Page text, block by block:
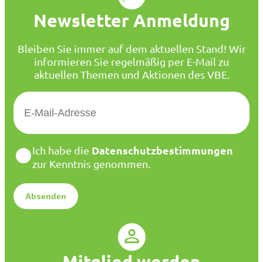
Newsletter Anmeldung
Bleiben Sie immer auf dem aktuellen Stand! Wir
informieren Sie regelmäßig per E-Mail zu
aktuellen Themen und Aktionen des VBE.
E
M
*
D
a
e
n
Ich habe die Datenschutzbestimmungen
zur Kenntnis genommen.